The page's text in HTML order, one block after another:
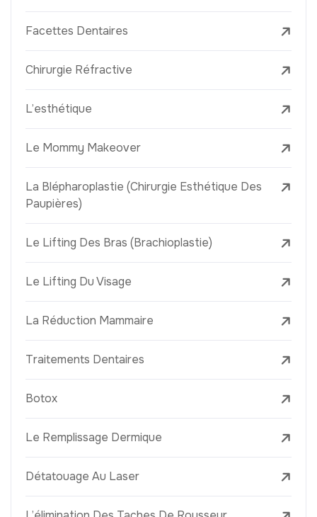
Facettes Dentaires
Chirurgie Réfractive
L’esthétique
Le Mommy Makeover
La Blépharoplastie (Chirurgie Esthétique Des
Paupières)
Le Lifting Des Bras (Brachioplastie)
Le Lifting Du Visage
La Réduction Mammaire
Traitements Dentaires
Botox
Le Remplissage Dermique
Détatouage Au Laser